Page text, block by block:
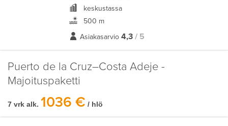
keskustassa
500 m
Asiakasarvio 4,3 / 5
Puerto de la Cruz–Costa Adeje -
Majoituspaketti
7 vrk alk. 1036 € / hlö